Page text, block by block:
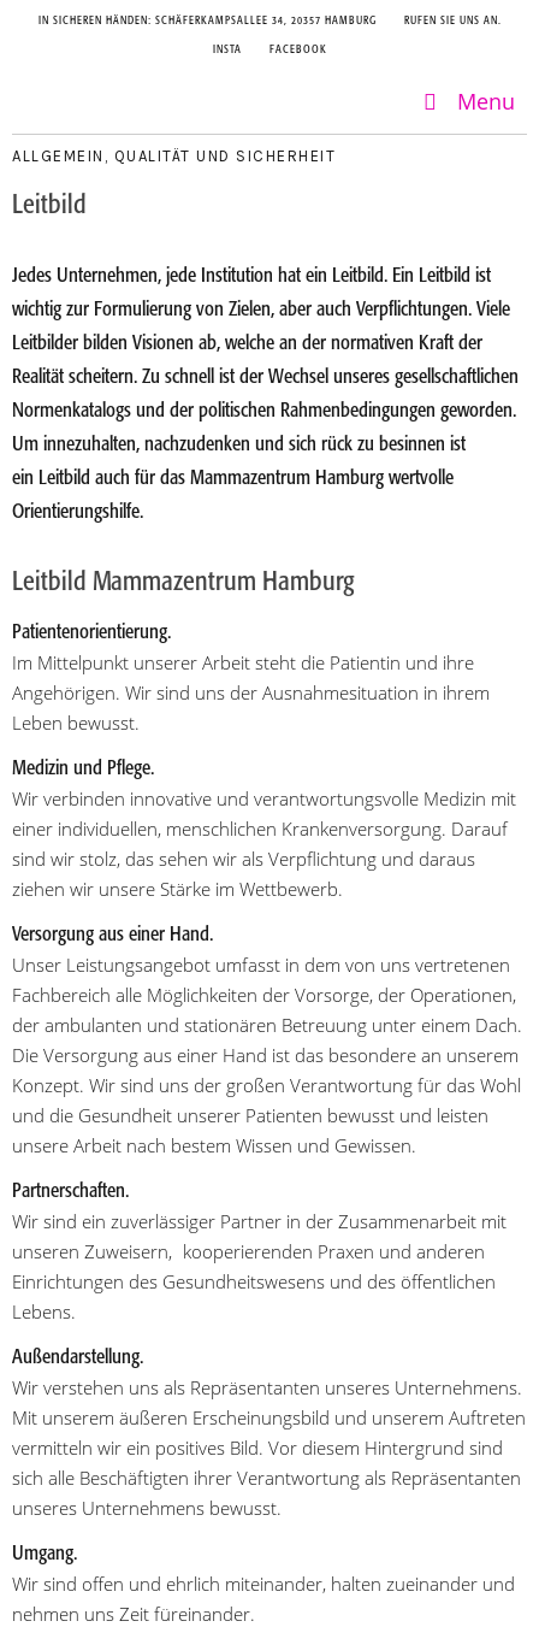
IN SICHEREN HÄNDEN: SCHÄFERKAMPSALLEE 34, 20357 HAMBURG RUFEN SIE UNS AN.
INSTA FACEBOOK
Menu
ALLGEMEIN , QUALITÄT UND SICHERHEIT
Leitbild
Jedes Unternehmen, jede Institution hat ein Leitbild. Ein Leitbild ist
wichtig zur Formulierung von Zielen, aber auch Verpflichtungen. Viele
Leitbilder bilden Visionen ab, welche an der normativen Kraft der
Realität scheitern. Zu schnell ist der Wechsel unseres gesellschaftlichen
Normenkatalogs und der politischen Rahmenbedingungen geworden.
Um innezuhalten, nachzudenken und sich rück zu besinnen ist
ein Leitbild auch für das Mammazentrum Hamburg wertvolle
Orientierungshilfe.
Leitbild Mammazentrum Hamburg
Patientenorientierung.
Im Mittelpunkt unserer Arbeit steht die Patientin und ihre
Angehörigen. Wir sind uns der Ausnahmesituation in ihrem
Leben bewusst.
Medizin und Pflege.
Wir verbinden innovative und verantwortungsvolle Medizin mit
einer individuellen, menschlichen Krankenversorgung. Darauf
sind wir stolz, das sehen wir als Verpflichtung und daraus
ziehen wir unsere Stärke im Wettbewerb.
Versorgung aus einer Hand.
Unser Leistungsangebot umfasst in dem von uns vertretenen
Fachbereich alle Möglichkeiten der Vorsorge, der Operationen,
der ambulanten und stationären Betreuung unter einem Dach.
Die Versorgung aus einer Hand ist das besondere an unserem
Konzept. Wir sind uns der großen Verantwortung für das Wohl
und die Gesundheit unserer Patienten bewusst und leisten
unsere Arbeit nach bestem Wissen und Gewissen.
Partnerschaften.
Wir sind ein zuverlässiger Partner in der Zusammenarbeit mit
unseren Zuweisern, kooperierenden Praxen und anderen
Einrichtungen des Gesundheitswesens und des öffentlichen
Lebens.
Außendarstellung.
Wir verstehen uns als Repräsentanten unseres Unternehmens.
Mit unserem äußeren Erscheinungsbild und unserem Auftreten
vermitteln wir ein positives Bild. Vor diesem Hintergrund sind
sich alle Beschäftigten ihrer Verantwortung als Repräsentanten
unseres Unternehmens bewusst.
Umgang.
Wir sind offen und ehrlich miteinander, halten zueinander und
nehmen uns Zeit füreinander.